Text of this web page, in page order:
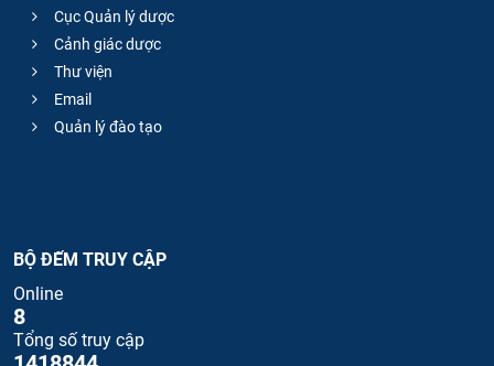
Cục Quản lý dược
Cảnh giác dược
Thư viện
Email
Quản lý đào tạo
BỘ ĐẾM TRUY CẬP
Online
8
Tổng số truy cập